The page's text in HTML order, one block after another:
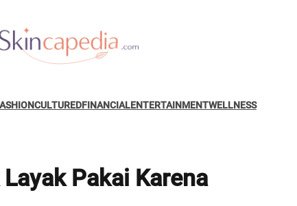
CULTUREDFINANCIALENTERTAINMENTWELLNESS
Pakai Karena